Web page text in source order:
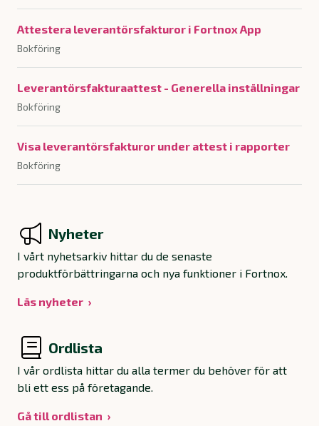
Attestera leverantörsfakturor i Fortnox App
Bokföring
Leverantörsfakturaattest - Generella inställningar
Bokföring
Visa leverantörsfakturor under attest i rapporter
Bokföring
Nyheter
I vårt nyhetsarkiv hittar du de senaste
produktförbättringarna och nya funktioner i Fortnox.
Läs nyheter
Ordlista
I vår ordlista hittar du alla termer du behöver för att
bli ett ess på företagande.
Gå till ordlistan